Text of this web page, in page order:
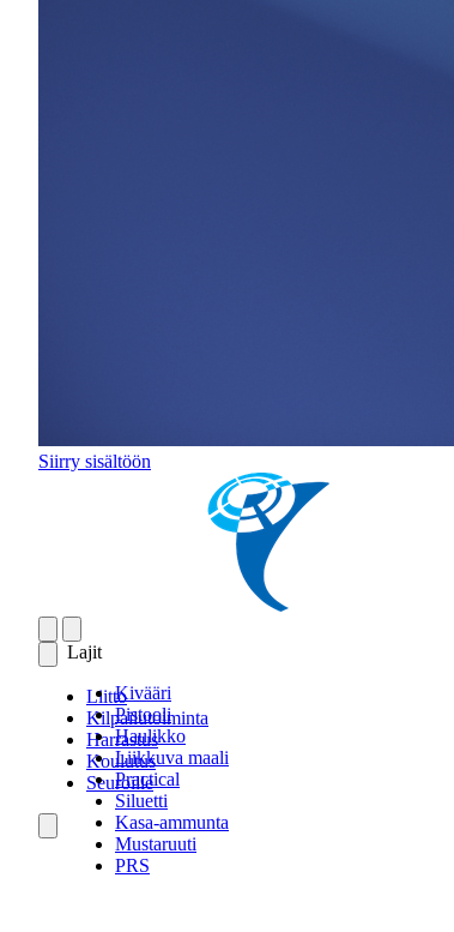
Siirry sisältöön
Lajit
Kivääri
Pistooli
Haulikko
Liikkuva maali
Practical
Siluetti
Kasa-ammunta
Mustaruuti
PRS
Liitto
Kilpailutoiminta
Harrastus
Koulutus
Seuroille